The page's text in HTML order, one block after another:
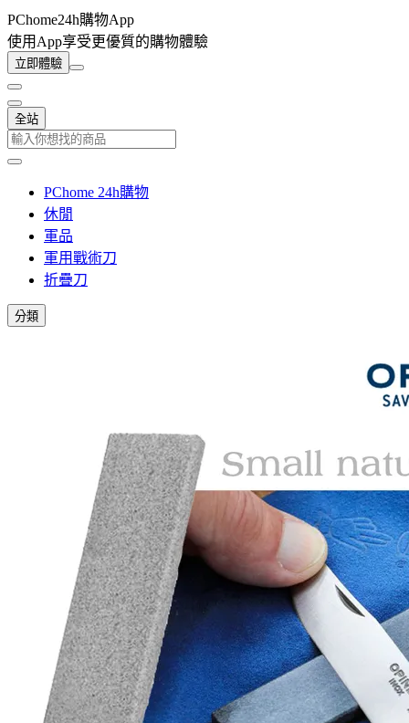
PChome24h購物App
使用App享受更優質的購物體驗
立即體驗
全站
PChome 24h購物
休閒
軍品
軍用戰術刀
折疊刀
分類